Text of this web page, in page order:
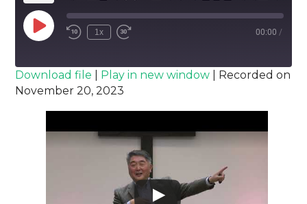
Play
Episode
1x 00:00 /
SUBSCRIBE SHARE
SHARE
Download file Play in new window
Recorded on
November 20, 2023